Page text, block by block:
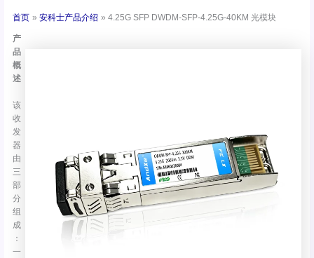
首页 安科士产品介绍 4.25G SFP DWDM-SFP-4.25G-40KM 光模块
产
品
概
述
该
收
发
器
由
三
部
分
组
成
：
一